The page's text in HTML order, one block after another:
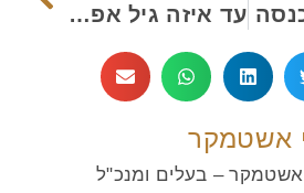
עד איזה גיל אפשר לקחת משכנתא
אשטמקר
– בעלים ומנכ"ל